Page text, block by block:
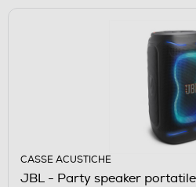
CASSE ACUSTICHE
JBL - Party speaker